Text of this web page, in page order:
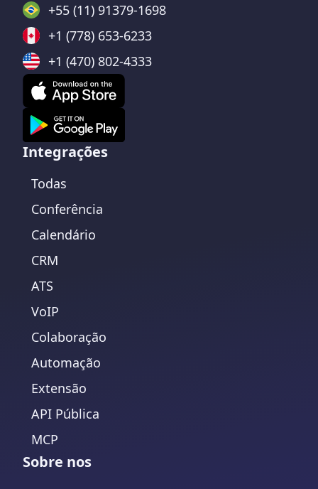
+55 (11) 91379-1698
+1 (778) 653-6233
+1 (470) 802-4333
Integrações
Todas
Conferência
Calendário
CRM
ATS
VoIP
Colaboração
Automação
Extensão
API Pública
MCP
Sobre nos